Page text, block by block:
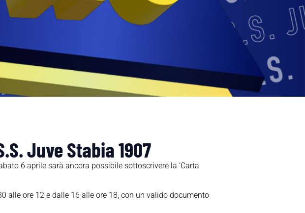
Juve Stabia 1907
6 aprile sarà ancora possibile sottoscrivere la ‘Carta
alle ore 12 e dalle 16 alle ore 18, con un valido documento